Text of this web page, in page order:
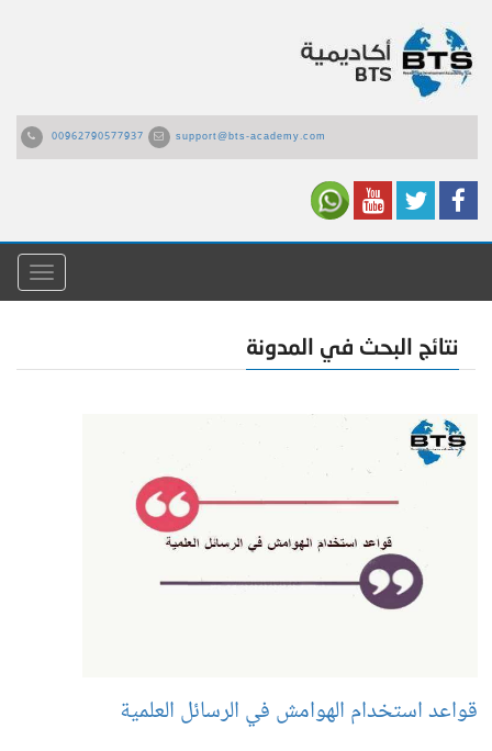
00962790577937 support@bts-academy.com
القائمة
نتائج البحث في المدونة
قواعد استخدام الهوامش في الرسائل العلمية